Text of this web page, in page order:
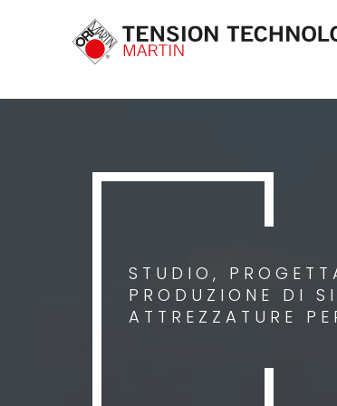
STUDIO,
PRODUZIONE DI
ATTREZZATURE